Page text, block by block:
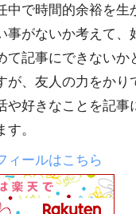
中で時間的余裕を生
事がないか考えて、
て記事にできないか
が、友人の力をかり
や好きなことを記事
。
ィールはこちら